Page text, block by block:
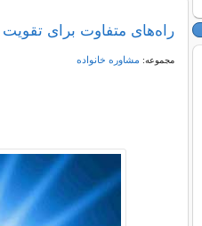
راه‌های متفاوت برای
مجموعه: مشاوره خانواده